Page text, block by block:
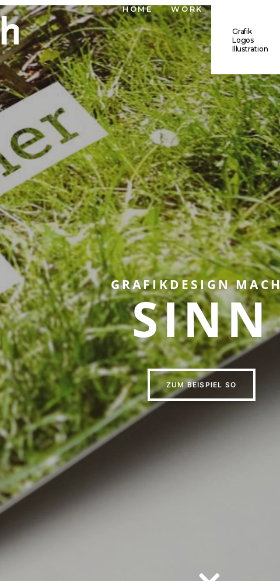
HOME WORK
Grafik
Logos
Illustration
GRAFIKDESIGN
SINN
ZUM BEISPIEL SO